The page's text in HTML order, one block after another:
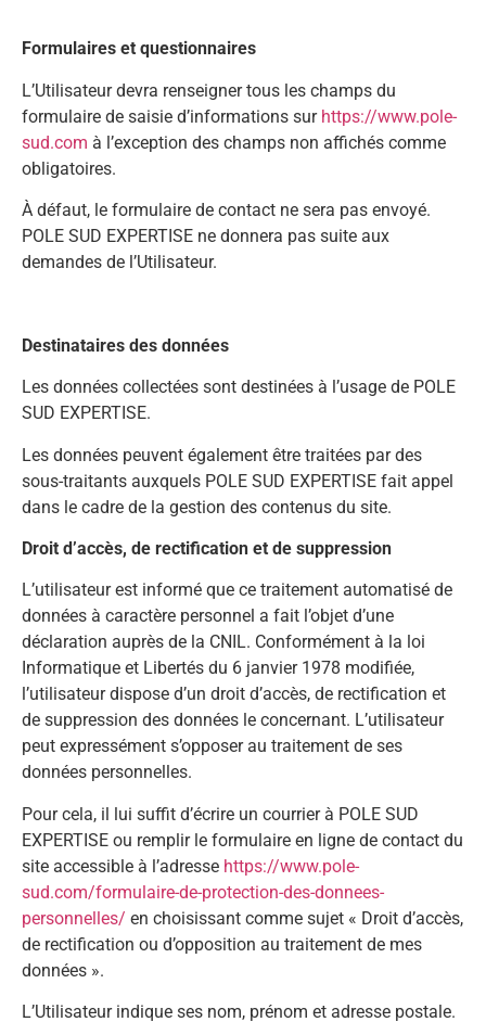
Formulaires et questionnaires
L’Utilisateur devra renseigner tous les champs du
formulaire de saisie d’informations sur https://www.pole-
sud.com à l’exception des champs non affichés comme
obligatoires.
À défaut, le formulaire de contact ne sera pas envoyé.
POLE SUD EXPERTISE ne donnera pas suite aux
demandes de l’Utilisateur.
Destinataires des données
Les données collectées sont destinées à l’usage de POLE
SUD EXPERTISE.
Les données peuvent également être traitées par des
sous-traitants auxquels POLE SUD EXPERTISE fait appel
dans le cadre de la gestion des contenus du site.
Droit d’accès, de rectification et de suppression
L’utilisateur est informé que ce traitement automatisé de
données à caractère personnel a fait l’objet d’une
déclaration auprès de la CNIL. Conformément à la loi
Informatique et Libertés du 6 janvier 1978 modifiée,
l’utilisateur dispose d’un droit d’accès, de rectification et
de suppression des données le concernant. L’utilisateur
peut expressément s’opposer au traitement de ses
données personnelles.
Pour cela, il lui suffit d’écrire un courrier à POLE SUD
EXPERTISE ou remplir le formulaire en ligne de contact du
site accessible à l’adresse https://www.pole-
sud.com/formulaire-de-protection-des-donnees-
personnelles/ en choisissant comme sujet « Droit d’accès,
de rectification ou d’opposition au traitement de mes
données ».
L’Utilisateur indique ses nom, prénom et adresse postale.